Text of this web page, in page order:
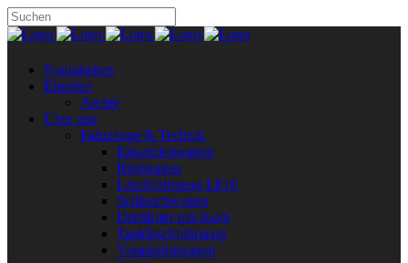
Neuigkeiten
Einsätze
Archiv
Über uns
Fahrzeuge & Technik
Einsatzleitwagen
Rüstwagen
Löschfahrzeug LF10
Schlauchwagen
Drehleiter mit Korb
Tanklöschfahrzeug
Vorausrüstwagen